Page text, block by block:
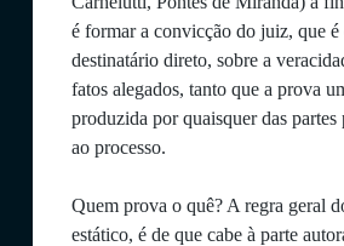
é formar a convicção do juiz, que é
destinatário direto, sobre a
fatos alegados, tanto que a prova
produzida por quaisquer das partes
ao processo.
Quem prova o quê? A regra geral
estático, é de que cabe à parte